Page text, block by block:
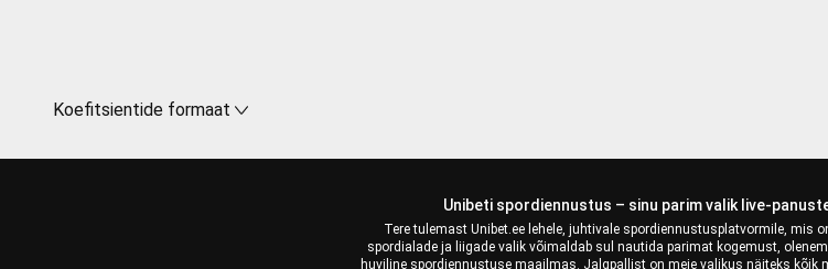
Koefitsientide formaat
Unibeti spordiennustus – sinu parim valik live-
Tere tulemast Unibet.ee lehele, juhtivale spordiennustusplatvormile, mis
spordialade ja liigade valik võimaldab sul nautida parimat kogemust,
huviline spordiennustuse maailmas. Jalgpallist on meie valikus näiteks